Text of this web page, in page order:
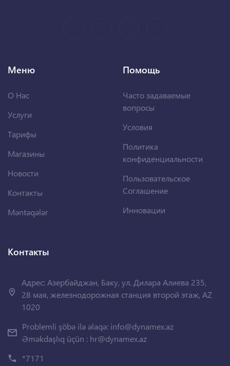
Меню
О Нас
Услуги
Тарифы
Магазины
Новости
Контакты
Məntəqələr
Помощь
Часто задаваемые
вопросы
Условия
Политика
конфиденциальности
Пользовательское
Соглашение
Инновации
Контакты
Адрес: Азербайджан, Баку, ул. Дилара Алиева 235,
28 мая, железнодорожная станция второй этаж, AZ
1020
Problemli şöbə ilə əlaqə: info@dynamex.az
Əməkdaşlıq üçün : hr@dynamex.az
*7171